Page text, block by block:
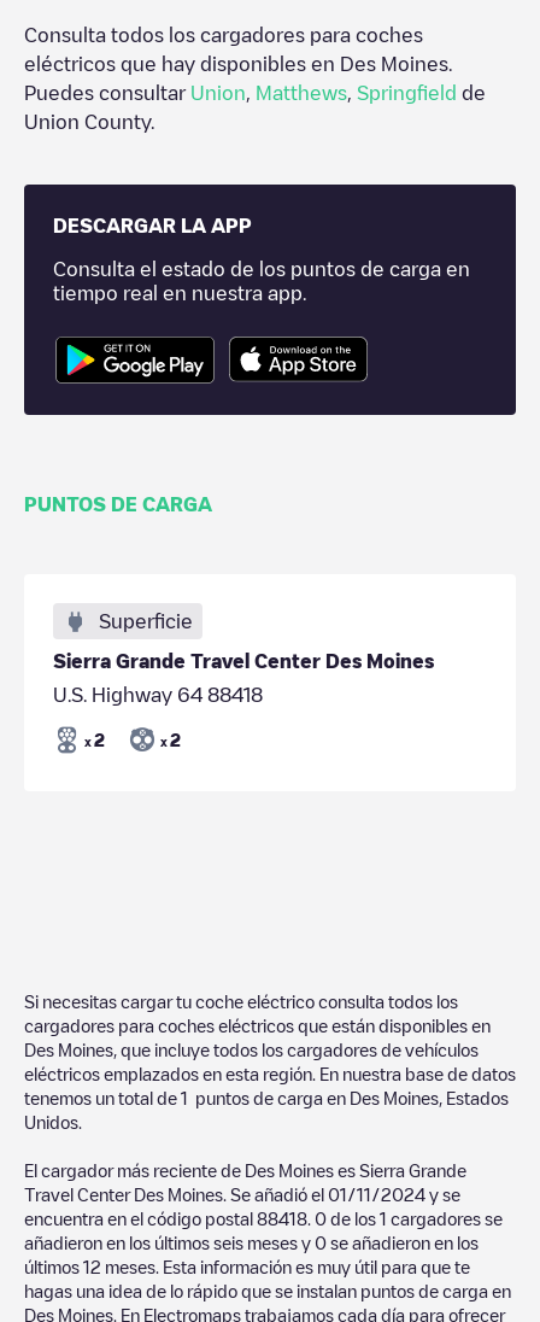
Consulta todos los cargadores para coches
eléctricos que hay disponibles en Des Moines
Puedes consultar Union Matthews Springfield de
Union County.
DESCARGAR LA APP
Consulta el estado de los puntos de carga en
tiempo real en nuestra app.
PUNTOS DE CARGA
Superficie
Sierra Grande Travel Center Des Moines
U.S. Highway 64 88418
x 2 x 2
Si necesitas cargar tu coche eléctrico consulta todos los
cargadores para coches eléctricos que están disponibles en
Des Moines , que incluye todos los cargadores de vehículos
eléctricos emplazados en esta región. En nuestra base de datos
tenemos un total de 1 puntos de carga en Des Moines Estados
Unidos
El cargador más reciente de Des Moines es Sierra Grande
Travel Center Des Moines . Se añadió el 01/11/2024 y se
encuentra en el código postal 88418 0 de los 1 cargadores se
añadieron en los últimos seis meses y 0 se añadieron en los
últimos 12 meses. Esta información es muy útil para que te
hagas una idea de lo rápido que se instalan puntos de carga en
Des Moines . En Electromaps trabajamos cada día para ofrecer